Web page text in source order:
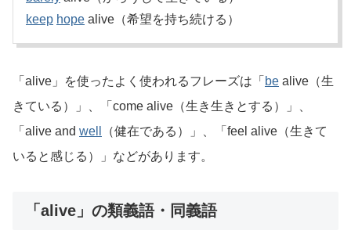
keep hope alive（希望を持ち続ける）
「alive」を使ったよく使われるフレーズは「 be alive（生
きている）」、「come alive（生き生きとする）」、
「alive and well
（健在である）」、「feel alive（生きて
いると感じる）」などがあります。
「alive」の類義語・同義語